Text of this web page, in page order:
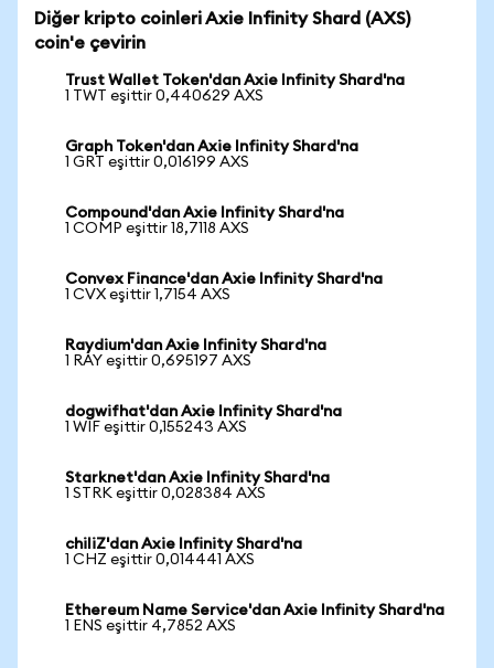
Diğer kripto coinleri Axie Infinity Shard (AXS)
coin'e çevirin
Trust Wallet Token'dan Axie Infinity Shard'na
1 TWT eşittir 0,440629 AXS
Graph Token'dan Axie Infinity Shard'na
1 GRT eşittir 0,016199 AXS
Compound'dan Axie Infinity Shard'na
1 COMP eşittir 18,7118 AXS
Convex Finance'dan Axie Infinity Shard'na
1 CVX eşittir 1,7154 AXS
Raydium'dan Axie Infinity Shard'na
1 RAY eşittir 0,695197 AXS
dogwifhat'dan Axie Infinity Shard'na
1 WIF eşittir 0,155243 AXS
Starknet'dan Axie Infinity Shard'na
1 STRK eşittir 0,028384 AXS
chiliZ'dan Axie Infinity Shard'na
1 CHZ eşittir 0,014441 AXS
Ethereum Name Service'dan Axie Infinity Shard'na
1 ENS eşittir 4,7852 AXS